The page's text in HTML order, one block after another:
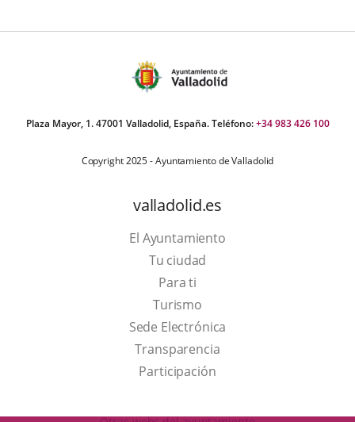
Plaza Mayor, 1. 47001 Valladolid, España. Teléfono:+34 983 426 100
Copyright 2025 - Ayuntamiento de Valladolid
valladolid.es
El Ayuntamiento
Tu ciudad
Para ti
TurismoThis
link
will
open
a
Sede Electrónica
Transparencia
Participación